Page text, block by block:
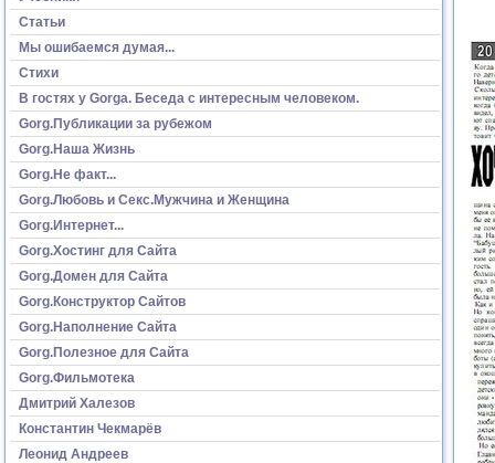
Статьи
Мы ошибаемся думая...
Стихи
В гостях у Gorga. Беседа с интересным человеком.
Gorg.Публикации за рубежом
Gorg.Наша Жизнь
Gorg.Не факт...
Gorg.Любовь и Секс.Мужчина и Женщина
Gorg.Интернет...
Gorg.Хостинг для Сайта
Gorg.Домен для Сайта
Gorg.Конструктор Сайтов
Gorg.Наполнение Сайта
Gorg.Полезное для Сайта
Gorg.Фильмотека
Дмитрий Халезов
Константин Чекмарёв
Леонид Андреев